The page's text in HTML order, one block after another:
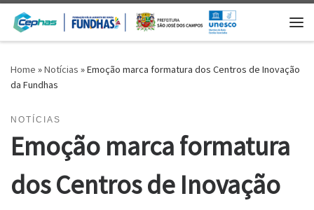
Skip to content
Home »Notícias »Emoção marca formatura dos Centros de Inovação
da Fundhas
NOTÍCIAS
Emoção marca formatura
dos Centros de Inovação